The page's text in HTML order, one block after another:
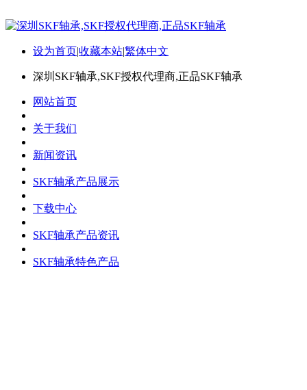
设为首页|收藏本站|繁体中文
深圳SKF轴承,SKF授权代理商,正品SKF轴承
网站首页
关于我们
新闻资讯
SKF轴承产品展示
下载中心
SKF轴承产品资讯
SKF轴承特色产品